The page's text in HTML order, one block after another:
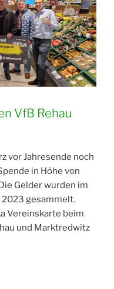
VfB Rehau
vor Jahresende noch
in Höhe von
Gelder wurden im
2023 gesammelt.
Vereinskarte beim
und Marktredwitz